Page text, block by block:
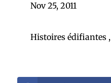
Nov 25, 2011
Histoires édifiantes,